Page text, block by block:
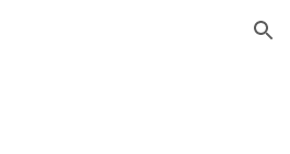
Skip to navigation